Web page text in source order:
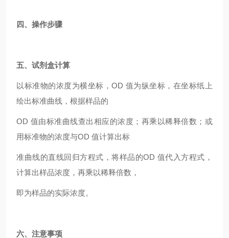
四、操作步骤
五、试剂盒计算
以标准物的浓度为横坐标，OD 值为纵坐标，在坐标纸上
绘出标准曲线，根据样品的
OD 值由标准曲线查出相应的浓度；再乘以稀释倍数；或
用标准物的浓度与OD 值计算出标
准曲线的直线回归方程式，将样品的OD 值代入方程式，
计算出样品浓度，再乘以稀释倍数，
即为样品的实际浓度。
六、注意事项